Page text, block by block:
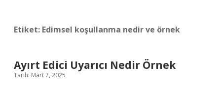
Etiket: Edimsel koşullanma nedir ve örnek
Ayırt Edici Uyarıcı Nedir Örnek
Tarih: Mart 7, 2025